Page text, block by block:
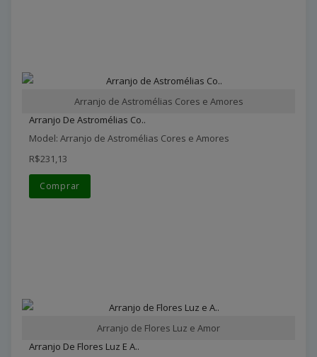
Arranjo de Astromélias Cores e Amores
Arranjo De Astromélias Co..
Model: Arranjo de Astromélias Cores e Amores
R$231,13
Comprar
Arranjo de Flores Luz e Amor
Arranjo De Flores Luz E A..